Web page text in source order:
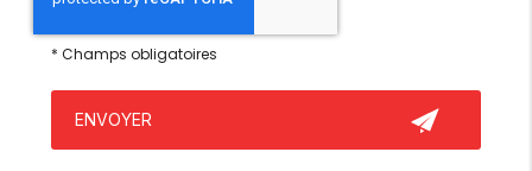
* Champs obligatoires